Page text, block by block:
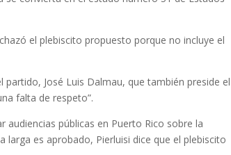
el plebiscito propuesto porque no incluye el
José Luis Dalmau, que también preside el
falta de respeto”.
audiencias públicas en Puerto Rico sobre la
larga es aprobado, Pierluisi dice que el plebiscito